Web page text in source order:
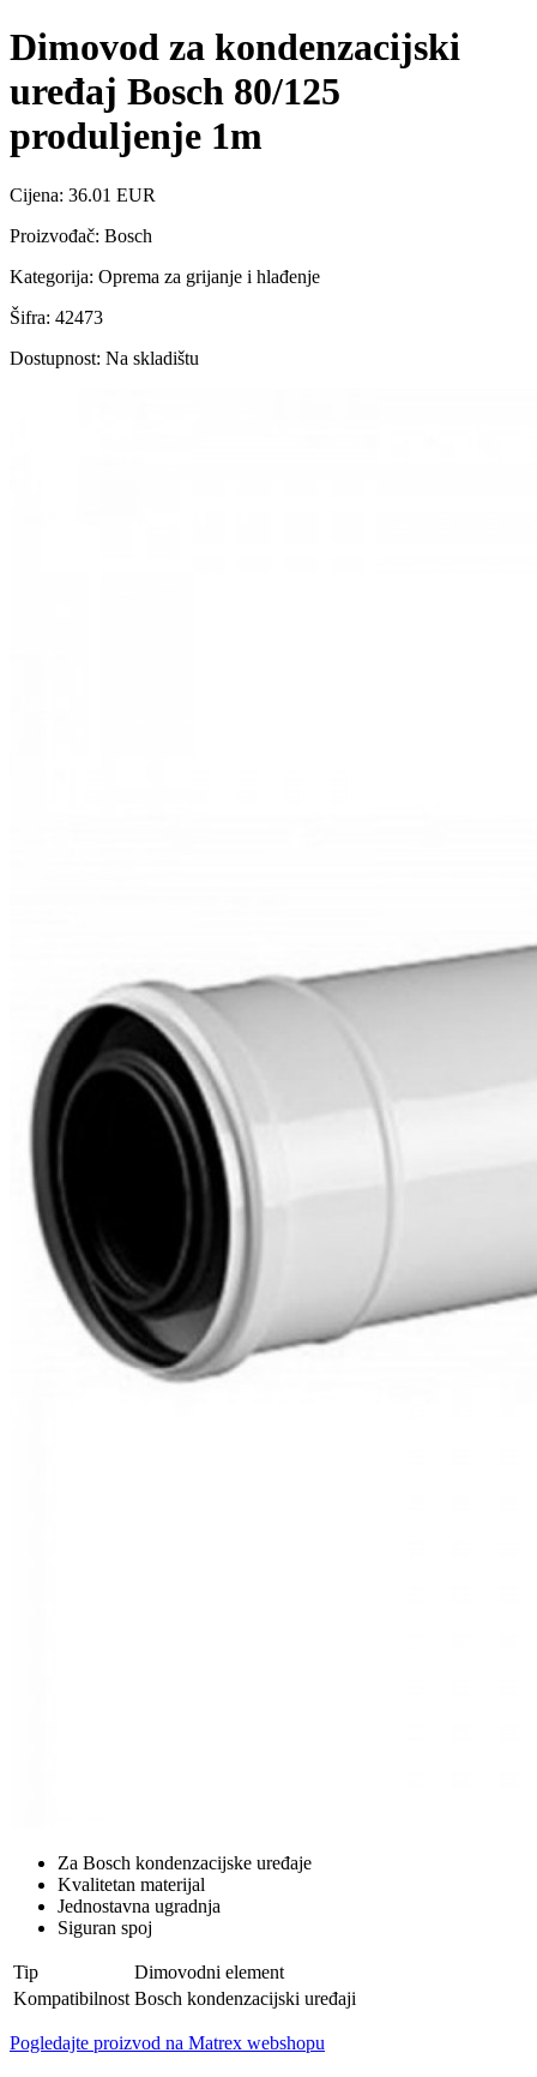
Dimovod za kondenzacijski
uređaj Bosch 80/125
produljenje 1m
Cijena: 36.01 EUR
Proizvođač: Bosch
Kategorija: Oprema za grijanje i hlađenje
Šifra: 42473
Dostupnost: Na skladištu
Za Bosch kondenzacijske uređaje
Kvalitetan materijal
Jednostavna ugradnja
Siguran spoj
Tip
Dimovodni element
Kompatibilnost Bosch kondenzacijski uređaji
Pogledajte proizvod na Matrex webshopu